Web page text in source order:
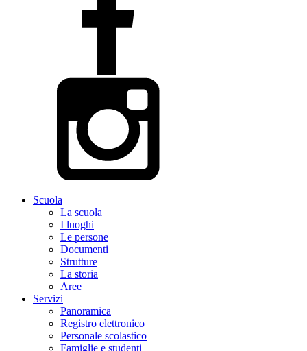
Scuola
La scuola
I luoghi
Le persone
Documenti
Strutture
La storia
Aree
Servizi
Panoramica
Registro elettronico
Personale scolastico
Famiglie e studenti